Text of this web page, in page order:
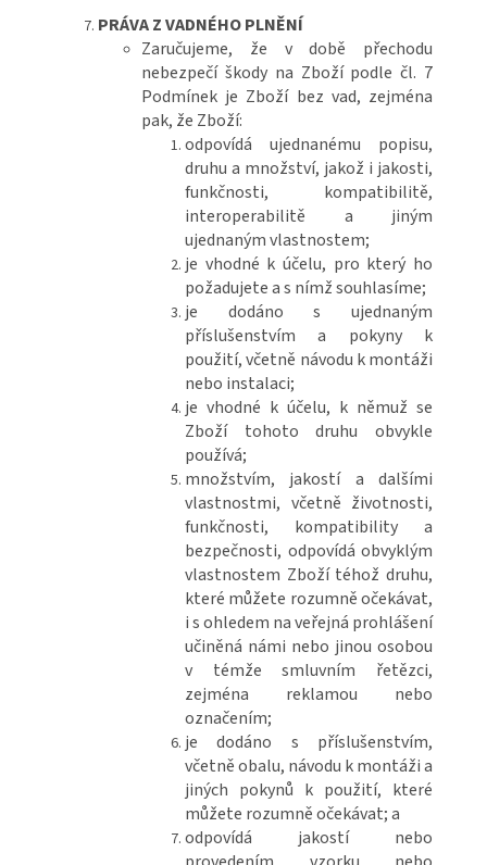
PRÁVA Z VADNÉHO PLNĚNÍ
Zaručujeme, že v době přechodu
nebezpečí škody na Zboží podle čl. 7
Podmínek je Zboží bez vad, zejména
pak, že Zboží:
odpovídá ujednanému popisu,
druhu a množství, jakož i jakosti,
funkčnosti, kompatibilitě,
interoperabilitě a jiným
ujednaným vlastnostem;
je vhodné k účelu, pro který ho
požadujete a s nímž souhlasíme;
je dodáno s ujednaným
příslušenstvím a pokyny k
použití, včetně návodu k montáži
nebo instalaci;
je vhodné k účelu, k němuž se
Zboží tohoto druhu obvykle
používá;
množstvím, jakostí a dalšími
vlastnostmi, včetně životnosti,
funkčnosti, kompatibility a
bezpečnosti, odpovídá obvyklým
vlastnostem Zboží téhož druhu,
které můžete rozumně očekávat,
i s ohledem na veřejná prohlášení
učiněná námi nebo jinou osobou
v témže smluvním řetězci,
zejména reklamou nebo
označením;
je dodáno s příslušenstvím,
včetně obalu, návodu k montáži a
jiných pokynů k použití, které
můžete rozumně očekávat; a
odpovídá jakostí nebo